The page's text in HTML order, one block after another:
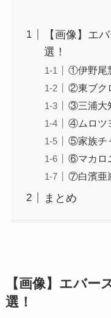
【画像】エ
選！
①伊野尾
②東ブク
③三浦大
④ムロツ
⑤家族チ
⑥マカロ
⑦白濱亜
まとめ
【画像】エバー
選！